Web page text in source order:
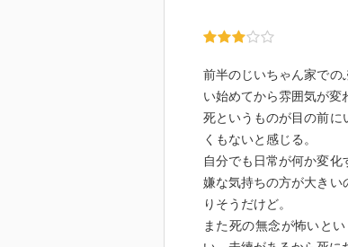
来、好きっていう気持
ないんじゃないかって、
するみたいに。友達なだ
ない。サブレの自由な考
ブレがちゃんとした意
ど、そういうのに一切
（めえめえ）
・「ありがとう。聞いて
メイトで友達で恋人で、
くささも全部連れて。
前半のじいちゃん家での
い始めてから雰囲気が変
死というものが目の前に
くもないと感じる。
自分でも日常が何か変
嫌な気持ちの方が大きい
りそうだけど。
また死の無念が怖いと